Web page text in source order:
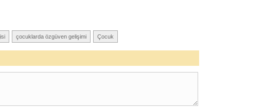
çocuklarda özgüven gelişimi Çocuk